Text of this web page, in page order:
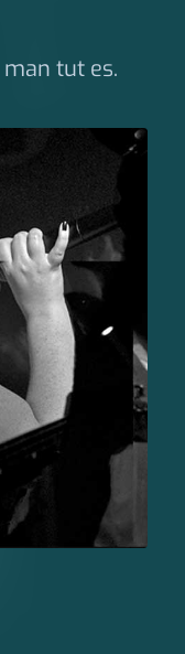
tut es.